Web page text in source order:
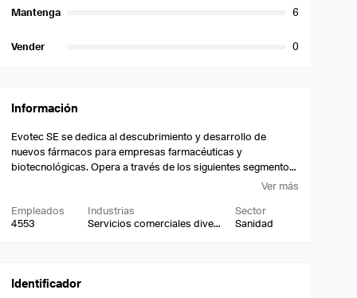
Mantenga 6
Vender 0
Información
Evotec SE se dedica al descubrimiento y desarrollo de
nuevos fármacos para empresas farmacéuticas y
biotecnológicas. Opera a través de los siguientes segmentos:
EVT Execute y EVT Innovate. El segmento EVT Execute
descubrimiento de fármacos para colaboradores objetivos y
programadores sobre la base típica de honorarios por
proyectos, activos y plataformas de descubrimiento de
Ver más
Empleados
4553
Industrias
Servicios comerciales diversos
Sector
Sanidad
Identificador